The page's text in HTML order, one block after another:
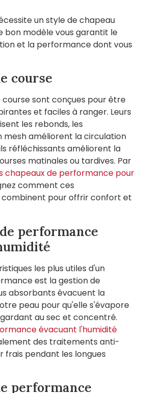
un style de chapeau
bon modèle vous garantit le
et la performance dont vous
course
course sont conçues pour être
et faciles à ranger. Leurs
les rebonds, les
mesh améliorent la circulation
réfléchissants améliorent la
matinales ou tardives. Par
chapeaux de performance pour
comment ces
combinent pour offrir confort et
performance
les plus utiles d'un
est la gestion de
absorbants évacuent la
peau pour qu'elle s'évapore
au sec et concentré.
évacuant l'humidité
des traitements anti-
frais pendant les longues
performance